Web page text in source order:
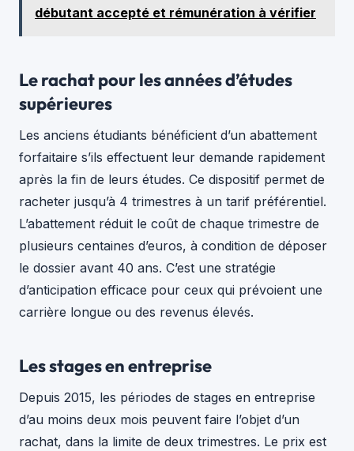
débutant accepté et rémunération à vérifier
Le rachat pour les années d’études
supérieures
Les anciens étudiants bénéficient d’un abattement
forfaitaire s’ils effectuent leur demande rapidement
après la fin de leurs études. Ce dispositif permet de
racheter jusqu’à 4 trimestres à un tarif préférentiel.
L’abattement réduit le coût de chaque trimestre de
plusieurs centaines d’euros, à condition de déposer
le dossier avant 40 ans. C’est une stratégie
d’anticipation efficace pour ceux qui prévoient une
carrière longue ou des revenus élevés.
Les stages en entreprise
Depuis 2015, les périodes de stages en entreprise
d’au moins deux mois peuvent faire l’objet d’un
rachat, dans la limite de deux trimestres. Le prix est